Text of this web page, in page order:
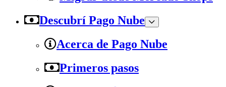
Descubrí Pago Nube
Acerca de Pago Nube
Primeros pasos